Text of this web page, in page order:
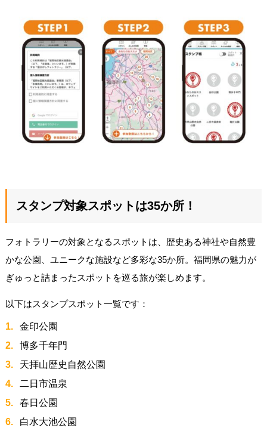
スタンプ対象スポットは35か所！
フォトラリーの対象となるスポットは、歴史ある神社や自然豊
かな公園、ユニークな施設など多彩な35か所。福岡県の魅力が
ぎゅっと詰まったスポットを巡る旅が楽しめます。
以下はスタンプスポット一覧です：
金印公園
博多千年門
天拝山歴史自然公園
二日市温泉
春日公園
白水大池公園